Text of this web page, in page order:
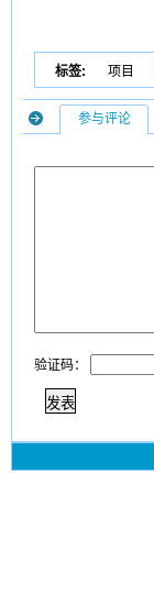
标签: 项目
参与评论
验证码：